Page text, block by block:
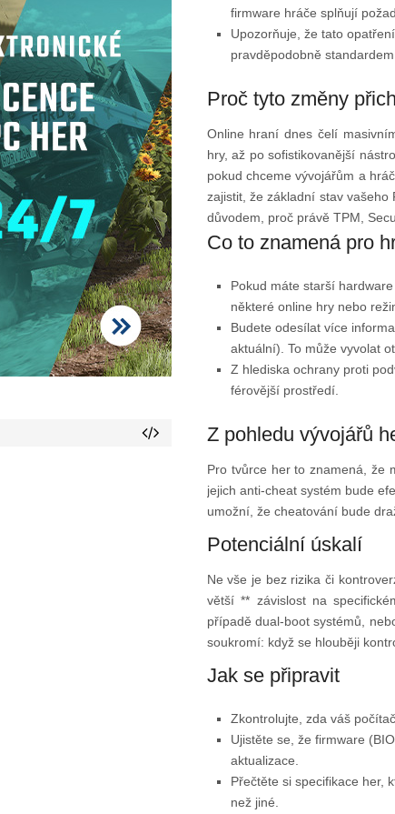
firmware hráče splňují
Upozorňuje, že tato
pravděpodobně
Proč tyto změny
Online hraní dnes čelí
hry, až po sofistikovanější
pokud chceme vývojářům a
zajistit, že základní stav vašeho
důvodem, proč právě TPM,
Co to znamená pro
Pokud máte starší
některé online hry nebo
Budete odesílat více
aktuální). To může vyvolat
Z hlediska ochrany proti
férovější prostředí.
Z pohledu vývojářů
Pro tvůrce her to znamená, že
jejich anti-cheat systém bude
umožní, že cheatování bude
Potenciální úskalí
Ne vše je bez rizika či
větší ** závislost na
případě dual-boot systémů,
soukromí: když se hlouběji
Jak se připravit
Zkontrolujte, zda váš
Ujistěte se, že firmware
aktualizace.
Přečtěte si specifikace her,
než jiné.